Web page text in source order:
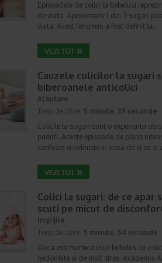
Episoadele de colici la bebelusi
de viata. Aproximativ 1 din 3 sugari
viata. Acest fenomen a fost definit la…
Cauzele colicilor la sugari
biberoanele anticolici
Alaptare
Timp de citire: 5 minute, 39 secunde
Colicile la sugari sunt o experienta
parinti. Aceste episoade de plans
confuzie si neliniste in viata de zi cu zi
Colici la sugari: de ce
scuti pe micut de
Ingrijire
Timp de citire: 5 minute, 54 secunde
Daca esti mamica unui bebelus cu
nedormite si de mult stres. Academia